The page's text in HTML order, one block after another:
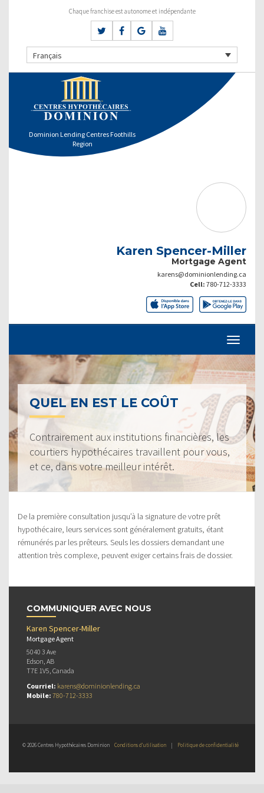
Chaque franchise est autonome et indépendante
Français
Dominion Lending Centres Foothills
Region
Karen Spencer-Miller
Mortgage Agent
karens@dominionlending.ca
Cell: 780-712-3333
QUEL EN EST LE COÛT
Contrairement aux institutions financières, les
courtiers hypothécaires travaillent pour vous,
et ce, dans votre meilleur intérêt.
De la première consultation jusqu’à la signature de votre prêt
hypothécaire, leurs services sont généralement gratuits, étant
rémunérés par les prêteurs. Seuls les dossiers demandant une
attention très complexe, peuvent exiger certains frais de dossier.
COMMUNIQUER AVEC NOUS
Karen Spencer-Miller
Mortgage Agent
5040 3 Ave
Edson, AB
T7E 1V5, Canada
Courriel: karens@dominionlending.ca
Mobile: 780-712-3333
© 2026 Centres Hypothécaires Dominion Conditions d’utilisation | Politique de confidentialité